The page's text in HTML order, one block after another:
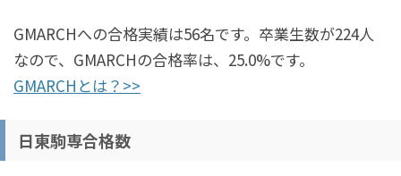
GMARCHへの合格実績は56名です。卒業生数が224人
なので、GMARCHの合格率は、25.0%です。
GMARCHとは？>>
日東駒専合格数